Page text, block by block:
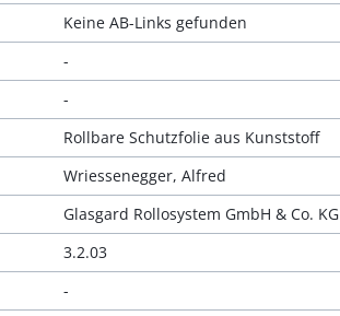
Keine AB-Links gefunden
-
-
Rollbare Schutzfolie aus Kunststoff
Wriessenegger, Alfred
Glasgard Rollosystem GmbH & Co. KG
3.2.03
-